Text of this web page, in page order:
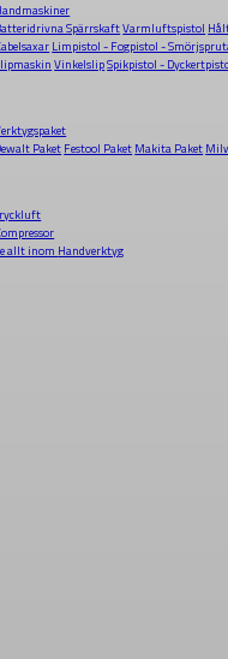
SpärrskaftVarmluftspistol
Limpistol - Fogpistol -
VinkelslipSpikpistol -
Paket Festool Paket Makita Paket
allt inom Handverktyg